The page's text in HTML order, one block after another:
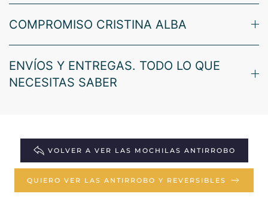
COMPROMISO CRISTINA ALBA
ENVÍOS Y ENTREGAS. TODO LO QUE
NECESITAS SABER
VOLVER A VER LAS MOCHILAS ANTIRROBO
QUIERO VER LAS ANTIRROBO Y REVERSIBLES